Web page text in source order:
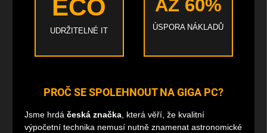
ECO
UDRŽITELNÉ IT
AŽ 60%
ÚSPORA NÁKLADŮ
PROČ SE SPOLEHNOUT NA GIGA PC?
Jsme hrdá česká značka, která věří, že kvalitní
výpočetní technika nemusí nutně znamenat astronomické